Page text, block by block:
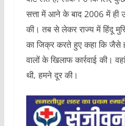
सत्ता में आने के बाद 2006 में ही
की। तब से लेकर राज्य में हिंदू
का जिक्र करते हुए कहा कि जैसे
वालों के खिलाफ कार्रवाई की।
थी, हमने दूर की।